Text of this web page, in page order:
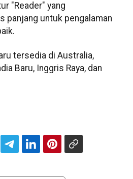
"Reader" yang
panjang untuk pengalaman
tersedia di Australia,
Baru, Inggris Raya, dan